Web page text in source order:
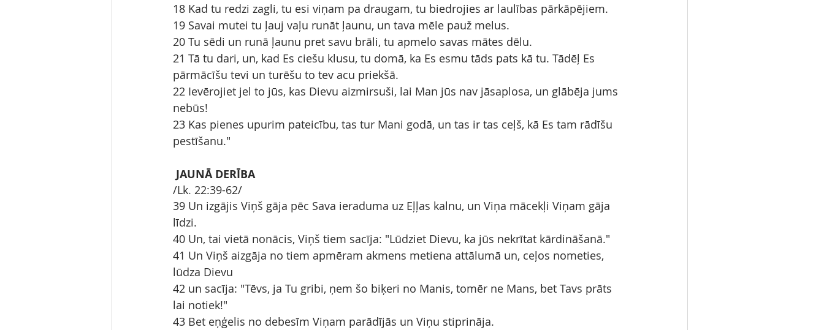
18 Kad tu redzi zagli, tu esi viņam pa draugam, tu biedrojies ar laulības pārkāpējiem.
19 Savai mutei tu ļauj vaļu runāt ļaunu, un tava mēle pauž melus.
20 Tu sēdi un runā ļaunu pret savu brāli, tu apmelo savas mātes dēlu.
21 Tā tu dari, un, kad Es ciešu klusu, tu domā, ka Es esmu tāds pats kā tu. Tādēļ Es
pārmācīšu tevi un turēšu to tev acu priekšā.
22 Ievērojiet jel to jūs, kas Dievu aizmirsuši, lai Man jūs nav jāsaplosa, un glābēja jums
nebūs!
23 Kas pienes upurim pateicību, tas tur Mani godā, un tas ir tas ceļš, kā Es tam rādīšu
pestīšanu."
JAUNĀ DERĪBA
/Lk. 22:39-62/
39 Un izgājis Viņš gāja pēc Sava ieraduma uz Eļļas kalnu, un Viņa mācekļi Viņam gāja
līdzi.
40 Un, tai vietā nonācis, Viņš tiem sacīja: "Lūdziet Dievu, ka jūs nekrītat kārdināšanā."
41 Un Viņš aizgāja no tiem apmēram akmens metiena attālumā un, ceļos nometies,
lūdza Dievu
42 un sacīja: "Tēvs, ja Tu gribi, ņem šo biķeri no Manis, tomēr ne Mans, bet Tavs prāts
lai notiek!"
43 Bet eņģelis no debesīm Viņam parādījās un Viņu stiprināja.